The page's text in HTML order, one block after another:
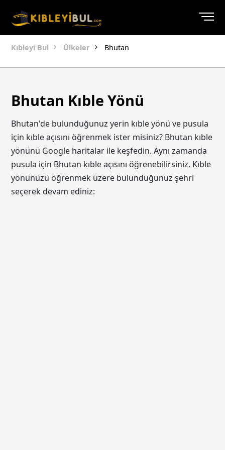
Kıbleyi Bul Ülkeler Bhutan
Bhutan Kıble Yönü
Bhutan'de bulunduğunuz yerin kıble yönü ve pusula
için kıble açısını öğrenmek ister misiniz? Bhutan kıble
yönünü Google haritalar ile keşfedin. Aynı zamanda
pusula için Bhutan kıble açısını öğrenebilirsiniz. Kıble
yönünüzü öğrenmek üzere bulunduğunuz şehri
seçerek devam ediniz: